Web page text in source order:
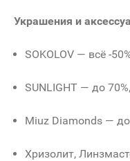
Украшения и
SOKOLOV — всё -
SUNLIGHT — до
Miuz Diamonds — до
Хризолит,